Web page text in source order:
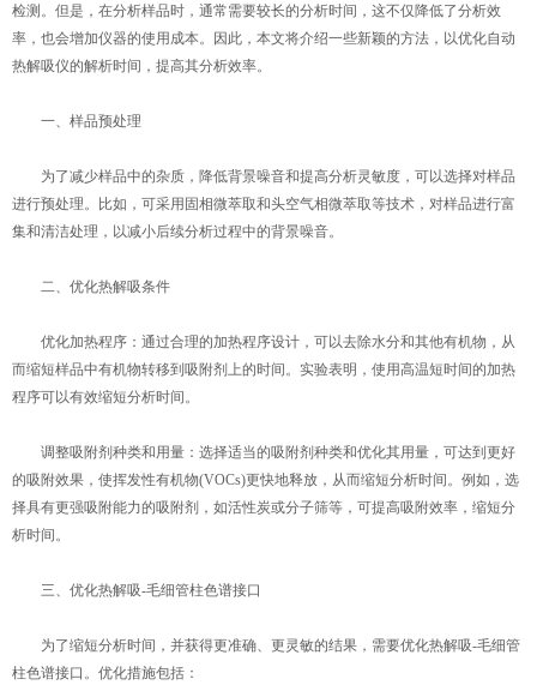
检测。但是，在分析样品时，通常需要较长的分析时间，这不仅降低了分析效
率，也会增加仪器的使用成本。因此，本文将介绍一些新颖的方法，以优化自动
热解吸仪的解析时间，提高其分析效率。
一、样品预处理
为了减少样品中的杂质，降低背景噪音和提高分析灵敏度，可以选择对样品
进行预处理。比如，可采用固相微萃取和头空气相微萃取等技术，对样品进行富
集和清洁处理，以减小后续分析过程中的背景噪音。
二、优化热解吸条件
优化加热程序：通过合理的加热程序设计，可以去除水分和其他有机物，从
而缩短样品中有机物转移到吸附剂上的时间。实验表明，使用高温短时间的加热
程序可以有效缩短分析时间。
调整吸附剂种类和用量：选择适当的吸附剂种类和优化其用量，可达到更好
的吸附效果，使挥发性有机物(VOCs)更快地释放，从而缩短分析时间。例如，选
择具有更强吸附能力的吸附剂，如活性炭或分子筛等，可提高吸附效率，缩短分
析时间。
三、优化热解吸-毛细管柱色谱接口
为了缩短分析时间，并获得更准确、更灵敏的结果，需要优化热解吸-毛细管
柱色谱接口。优化措施包括：